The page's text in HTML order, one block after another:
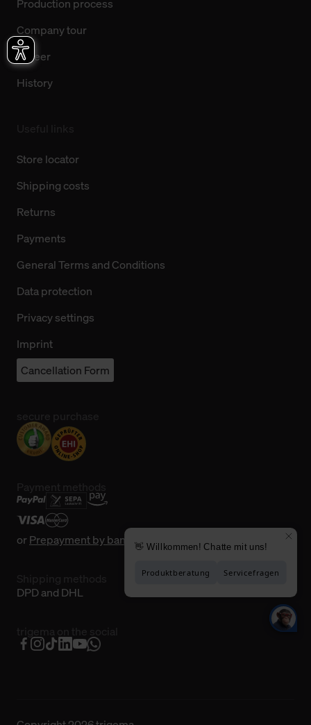
Production process
Company tour
Career
History
Store locator
Shipping costs
Returns
Payments
General Terms and Conditions
Data protection
Privacy settings
Imprint
Cancellation Form
orPrepayment by bank transfer
DPD and DHL